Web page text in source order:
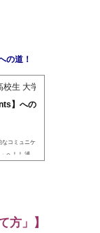
の道！
生 大学受験 文武修身
】への
なコミュニケ
へ！！ 浦
「君のなり
個別指導の
オンライン...
方」】